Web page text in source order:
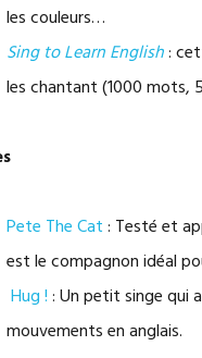
les couleurs…
Sing to Learn English:
les chantant (1000 mots,
Pete The Cat: Testé et
est le compagnon idéal
Hug !: Un petit singe qui
mouvements en anglais.